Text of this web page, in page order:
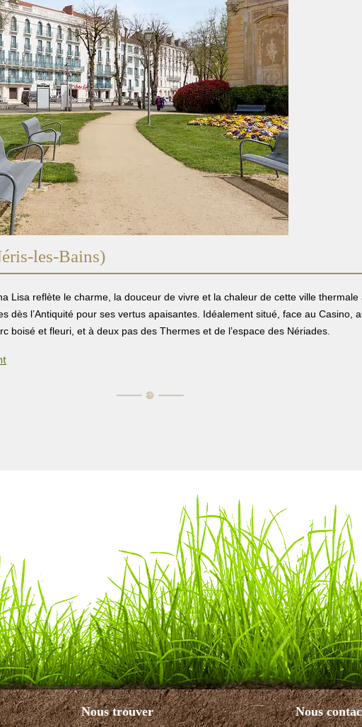
les-Bains)
Lisa reflète le charme, la douceur de vivre et la chaleur de cette ville thermale
dès l’Antiquité pour ses vertus apaisantes. Idéalement situé, face au Casino,
boisé et fleuri, et à deux pas des Thermes et de l’espace des Nériades.
Nous trouver Nous